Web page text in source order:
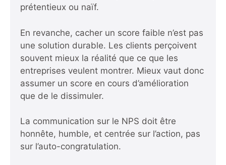
prétentieux ou naïf.
En revanche, cacher un score faible n’est pas
une solution durable. Les clients perçoivent
souvent mieux la réalité que ce que les
entreprises veulent montrer. Mieux vaut donc
assumer un score en cours d’amélioration
que de le dissimuler.
La communication sur le NPS doit être
honnête, humble, et centrée sur l’action, pas
sur l’auto-congratulation.